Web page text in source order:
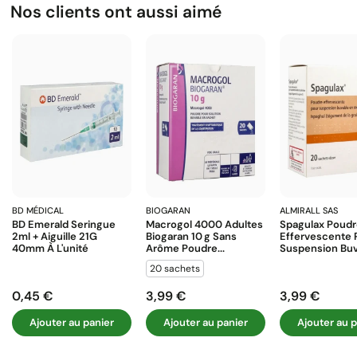
Nos clients ont aussi aimé
BD MÉDICAL
BD Emerald Seringue
2ml + Aiguille 21G
40mm À L'unité
Prix
0,45 €
Ajouter au panier
BIOGARAN
Macrogol 4000 Adultes
Biogaran 10 G Sans
Arôme Poudre...
20 sachets
Prix
3,99 €
Ajouter au panier
ALMIRALL SAS
Spagulax
Effervescente
Suspension
Prix
3,99 €
Ajouter au